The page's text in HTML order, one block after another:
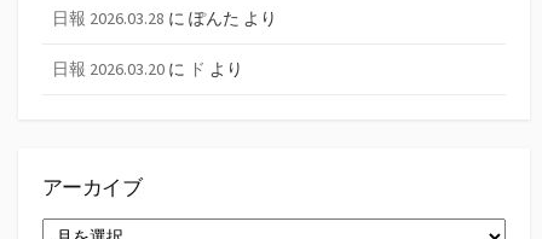
日報 2026.03.28 に ぽんた より
日報 2026.03.20 に ド より
アーカイブ